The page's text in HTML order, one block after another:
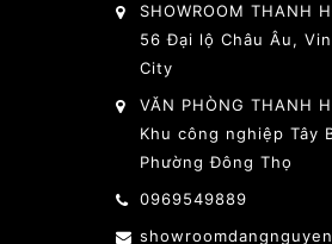
SHOWROOM THANH
56 Đại lộ Châu Âu,
City
VĂN PHÒNG THANH
Khu công nghiệp Tây
Phường Đông Thọ
0969549889